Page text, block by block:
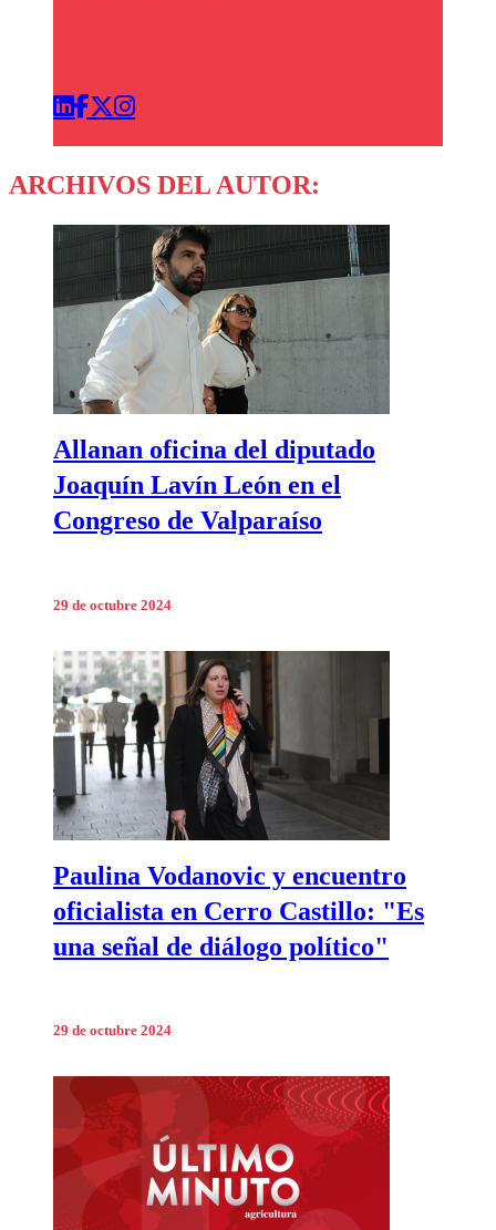
ARCHIVOS DEL AUTOR:
Allanan oficina del diputado
Joaquín Lavín León en el
Congreso de Valparaíso
29 de octubre 2024
Paulina Vodanovic y encuentro
oficialista en Cerro Castillo: "Es
una señal de diálogo político"
29 de octubre 2024